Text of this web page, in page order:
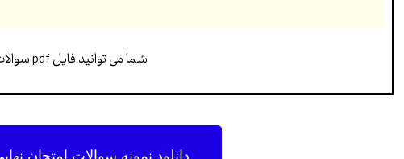
شما می توانید فایل pdf سوالات، را از لینک زیر دانلود کنید…